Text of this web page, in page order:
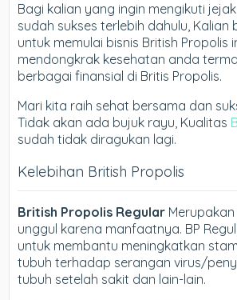
Bagi kalian yang ingin mengikuti
sudah sukses terlebih dahulu, Kalian
untuk memulai bisnis British Propolis
mendongkrak kesehatan anda
berbagai finansial di Britis Propolis.
Mari kita raih sehat bersama dan
Tidak akan ada bujuk rayu, Kualitas
sudah tidak diragukan lagi.
Kelebihan British Propolis
British Propolis Regular
unggul karena manfaatnya. BP
untuk membantu meningkatkan
tubuh terhadap serangan virus/
tubuh setelah sakit dan lain-lain.